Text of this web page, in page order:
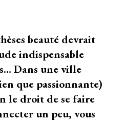
beauté devrait
indispensable
Dans une ville
que passionnante)
le droit de se faire
un peu, vous